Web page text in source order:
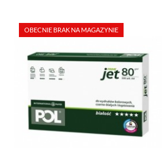
OBECNIE BRAK NA MAGAZYNIE